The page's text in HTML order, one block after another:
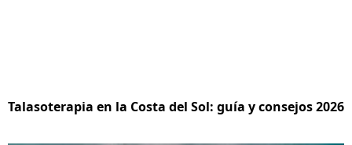
Talasoterapia en la Costa del Sol: guía y consejos 2026